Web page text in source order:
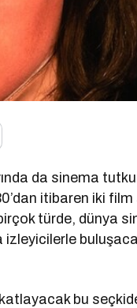
da sinema
itibaren iki
türde, dünya
izleyicilerle
bu